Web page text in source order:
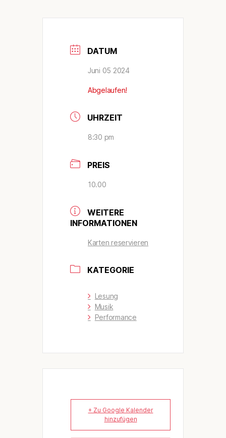
DATUM
Juni 05 2024
Abgelaufen!
UHRZEIT
8:30 pm
PREIS
10.00
WEITERE
INFORMATIONEN
Karten reservieren
KATEGORIE
Lesung
Musik
Performance
+ Zu Google Kalender
hinzufügen